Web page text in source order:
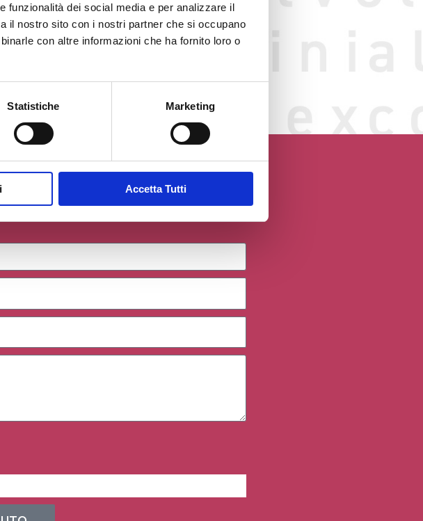
funzionalità dei social media e per analizzare il
il nostro sito con i nostri partner che si occupano
con altre informazioni che ha fornito loro o
Statistiche Marketing
Accetta Tutti
INVIA MESSAGGIO